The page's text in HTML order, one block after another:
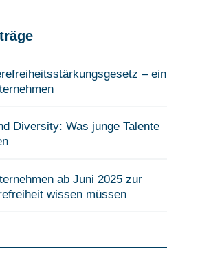
– ein
Diversity: Was junge Talente
ab Juni 2025 zur
wissen müssen